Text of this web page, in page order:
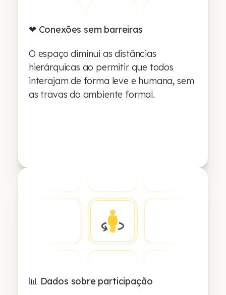
❤ Conexões sem barreiras
O espaço diminui as distâncias
hierárquicas ao permitir que todos
interajam de forma leve e humana, sem
as travas do ambiente formal.
📊 Dados sobre participação